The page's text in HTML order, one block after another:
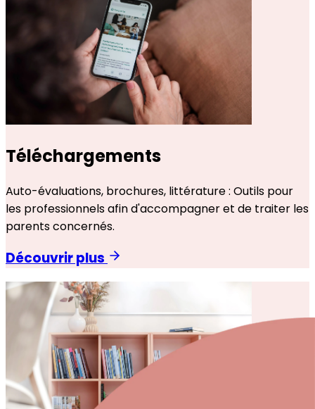
Téléchargements
Auto-évaluations, brochures, littérature : Outils pour
les professionnels afin d'accompagner et de traiter les
parents concernés.
Découvrir plus